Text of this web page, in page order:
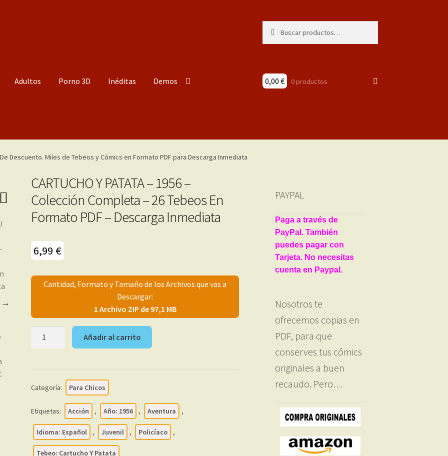
por:
Adultos Porno 3D Inéditas Demos 0,00 € 0 productos
CARTUCHO Y PATATA – 1956 –
Colección Completa – 26 Tebeos En
Formato PDF – Descarga Inmediata
6,99 €
Cantidad, Formato y Tamaño de los Archivos que vas a
Descargar:
1 Archivo ZIP de 97,1 MB
Colección
Completa
26
Añadir al carrito
Categoría: Para Chicos
Etiquetas: Acción , Año: 1956 , Aventura ,
Idioma: Español , Juvenil , Policíaco ,
Tebeo: Cartucho Y Patata
PAYPAL
Paga a través de
PayPal. También
puedes pagar con
Tarjeta. No necesitas
cuenta en Paypal.
Nosotros te
ofrecemos copias en
PDF, para que
conserves tus cómics
originales a buen
recaudo. Pero…